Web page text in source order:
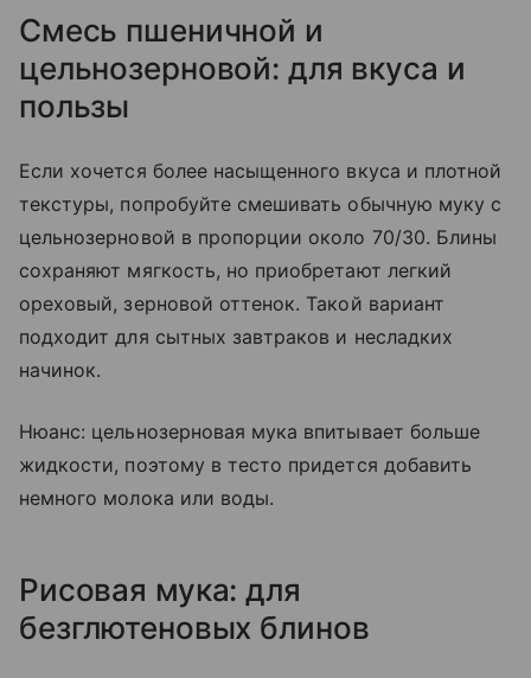
Смесь пшеничной и
цельнозерновой: для вкуса и
пользы
Если хочется более насыщенного вкуса и плотной
текстуры, попробуйте смешивать обычную муку с
цельнозерновой в пропорции около 70/30. Блины
сохраняют мягкость, но приобретают легкий
ореховый, зерновой оттенок. Такой вариант
подходит для сытных завтраков и несладких
начинок.
Нюанс: цельнозерновая мука впитывает больше
жидкости, поэтому в тесто придется добавить
немного молока или воды.
Рисовая мука: для
безглютеновых блинов